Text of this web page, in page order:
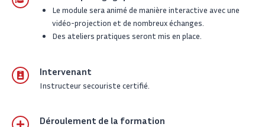
Le module sera animé de manière interactive avec une
vidéo-projection et de nombreux échanges.
Des ateliers pratiques seront mis en place.
Intervenant
Instructeur secouriste certifié.
Déroulement de la formation